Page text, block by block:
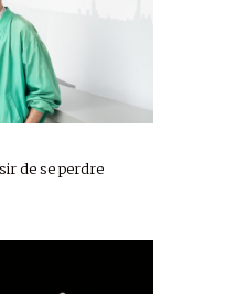
de se perdre